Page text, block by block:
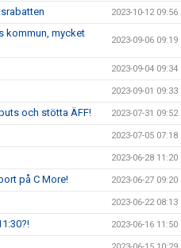
2023-10-12 09:56
kommun, mycket
2023-09-06 09:19
2023-09-04 09:34
2023-09-01 09:33
och stötta ÄFF! 2023-07-31 09:52
2023-07-05 07:18
2023-06-28 11:20
på C More! 2023-06-27 09:20
2023-06-22 08:13
2023-06-16 11:50